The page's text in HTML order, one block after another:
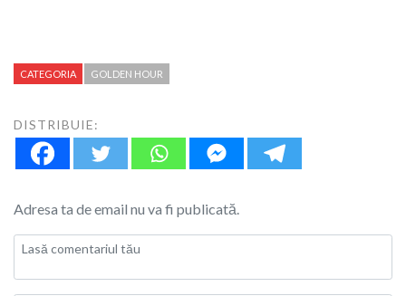
CATEGORIA GOLDEN HOUR
DISTRIBUIE:
Adresa ta de email nu va fi publicată.